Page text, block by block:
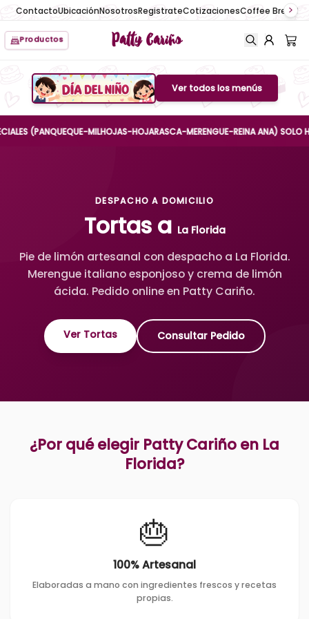
ContactoUbicaciónNosotrosRegistrateCotizacionesCoffee Break
Productos Patty Cariño
Boton de menu
Ver todos los menús
(PANQUEQUE-MILHOJAS-HOJARASCA-MERENGUE-REINA ANA) SOLO HASTA
DESPACHO A DOMICILIO
Tortas a La Florida
Pie de limón artesanal con despacho a La Florida.
Merengue italiano esponjoso y crema de limón
ácida. Pedido online en Patty Cariño.
Ver Tortas Consultar Pedido
¿Por qué elegir Patty Cariño en La
Florida?
🎂
100% Artesanal
Elaboradas a mano con ingredientes frescos y recetas
propias.